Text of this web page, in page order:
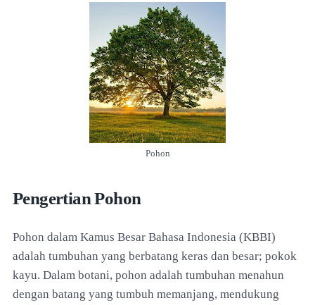
Pohon
Pengertian Pohon
Pohon dalam Kamus Besar Bahasa Indonesia (KBBI)
adalah tumbuhan yang berbatang keras dan besar; pokok
kayu. Dalam botani, pohon adalah tumbuhan menahun
dengan batang yang tumbuh memanjang, mendukung